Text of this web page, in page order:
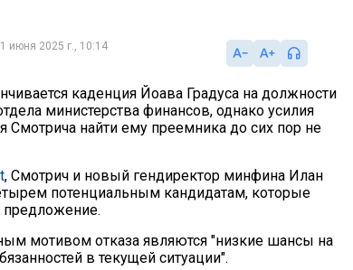
июня 2025 г., 10:14
каденция Йоава Градуса на должности
министерства финансов, однако усилия
найти ему преемника до сих пор не
, Смотрич и новый гендиректор минфина Илан
потенциальным кандидатам, которые
предложение.
мотивом отказа являются "низкие шансы на
в текущей ситуации".